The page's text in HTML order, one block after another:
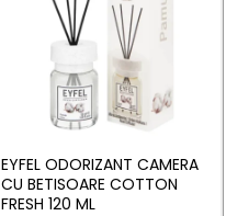
EYFEL ODORIZANT CAMERA
CU BETISOARE COTTON
FRESH 120 ML